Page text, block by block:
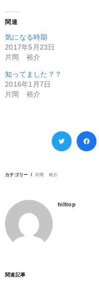
関連
気になる時期
2017年5月23日
片岡 裕介
知ってました？？
2016年1月7日
片岡 裕介
カテゴリー 片岡 裕介
hilltop
関連記事